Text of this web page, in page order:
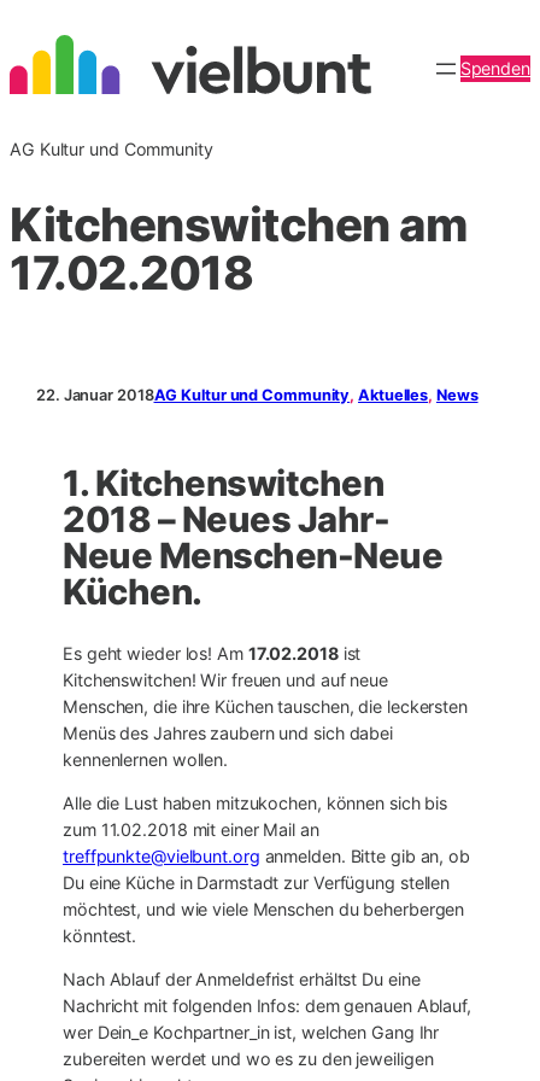
Inhalt
springen
Spenden
AG Kultur und Community
Kitchenswitchen am
17.02.2018
22. Januar 2018AG Kultur und Community, Aktuelles, News
1. Kitchenswitchen
2018 – Neues Jahr-
Neue Menschen-Neue
Küchen.
Es geht wieder los! Am 17.02.2018ist
Kitchenswitchen! Wir freuen und auf neue
Menschen, die ihre Küchen tauschen, die leckersten
Menüs des Jahres zaubern und sich dabei
kennenlernen wollen.
Alle die Lust haben mitzukochen, können sich bis
zum 11.02.2018 mit einer Mail an
treffpunkte@vielbunt.org anmelden. Bitte gib an, ob
Du eine Küche in Darmstadt zur Verfügung stellen
möchtest, und wie viele Menschen du beherbergen
könntest.
Nach Ablauf der Anmeldefrist erhältst Du eine
Nachricht mit folgenden Infos: dem genauen Ablauf,
wer Dein_e Kochpartner_in ist, welchen Gang Ihr
zubereiten werdet und wo es zu den jeweiligen